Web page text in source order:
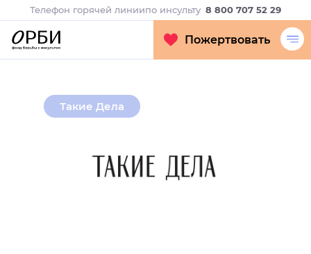
Телефон горячей линиипо инсульту 8 800 707 52 29
Пожертвовать
Такие Дела